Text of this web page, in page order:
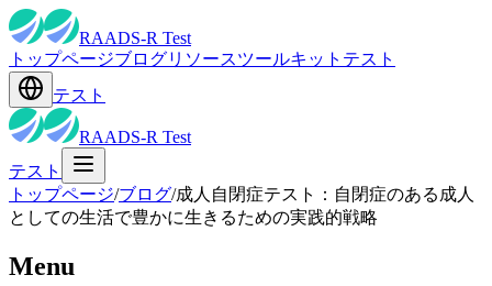
RAADS-R Test
トップページブログリソースツールキット テスト
テスト
RAADS-R Test
テスト
トップページ/ブログ/成人自閉症テスト：自閉症のある成人
としての生活で豊かに生きるための実践的戦略
Menu